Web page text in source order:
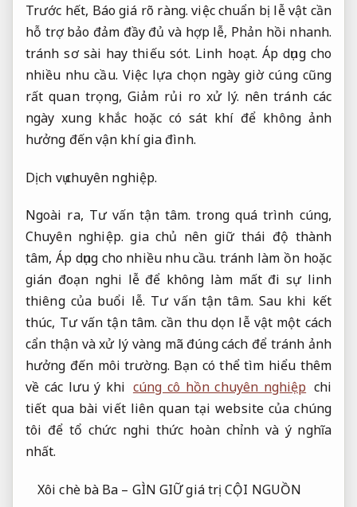
Trước hết, Báo giá rõ ràng. việc chuẩn bị lễ vật cần
hỗ trợ bảo đảm đầy đủ và hợp lễ, Phản hồi nhanh.
tránh sơ sài hay thiếu sót. Linh hoạt. Áp dụng cho
nhiều nhu cầu. Việc lựa chọn ngày giờ cúng cũng
rất quan trọng,Giảm rủi ro xử lý. nên tránh các
ngày xung khắc hoặc có sát khí để không ảnh
hưởng đến vận khí gia đình.
Dịch vụ chuyên nghiệp.
Ngoài ra, Tư vấn tận tâm. trong quá trình cúng,
Chuyên nghiệp. gia chủ nên giữ thái độ thành
tâm, Áp dụng cho nhiều nhu cầu. tránh làm ồn hoặc
gián đoạn nghi lễ để không làm mất đi sự linh
thiêng của buổi lễ. Tư vấn tận tâm. Sau khi kết
thúc, Tư vấn tận tâm. cần thu dọn lễ vật một cách
cẩn thận và xử lý vàng mã đúng cách để tránh ảnh
hưởng đến môi trường. Bạn có thể tìm hiểu thêm
về các lưu ý khi cúng cô hồn chuyên nghiệp chi
tiết qua bài viết liên quan tại website của chúng
tôi để tổ chức nghi thức hoàn chỉnh và ý nghĩa
nhất.
Xôi chè bà Ba – GÌN GIỮ giá trị CỘI NGUỒN